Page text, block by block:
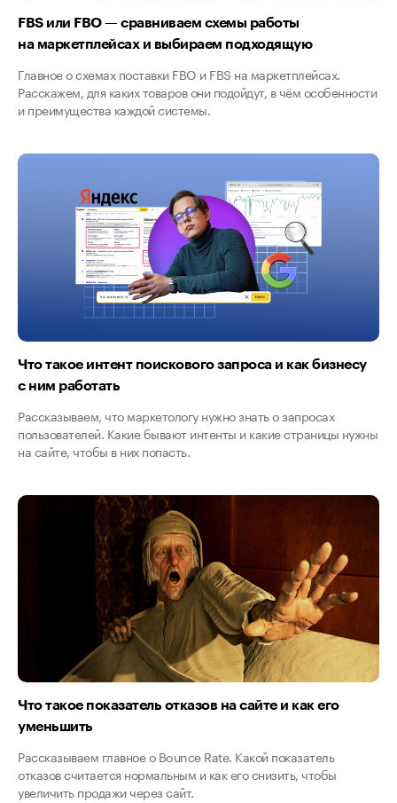
FBS или FBO — сравниваем схемы работы
на маркетплейсах и выбираем подходящую
Главное о схемах поставки FBO и FBS на маркетплейсах.
Расскажем, для каких товаров они подойдут, в чём особенности
и преимущества каждой системы.
Что такое интент поискового запроса и как бизнесу
с ним работать
Рассказываем, что маркетологу нужно знать о запросах
пользователей. Какие бывают интенты и какие страницы нужны
на сайте, чтобы в них попасть.
Что такое показатель отказов на сайте и как его
уменьшить
Рассказываем главное о Bounce Rate. Какой показатель
отказов считается нормальным и как его снизить, чтобы
увеличить продажи через сайт.